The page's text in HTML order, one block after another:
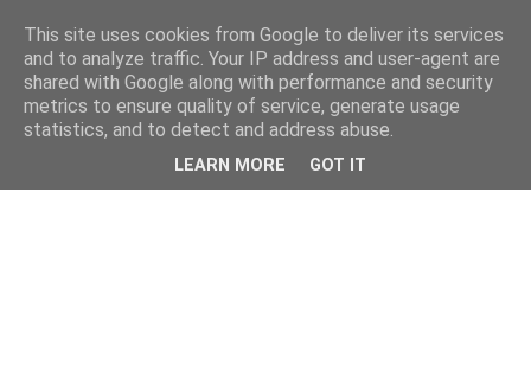
This site uses cookies from Google to deliver its services
and to analyze traffic. Your IP address and user-agent are
shared with Google along with performance and security
metrics to ensure quality of service, generate usage
statistics, and to detect and address abuse.
LEARN MORE GOT IT